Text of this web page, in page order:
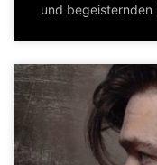
und begeisternden